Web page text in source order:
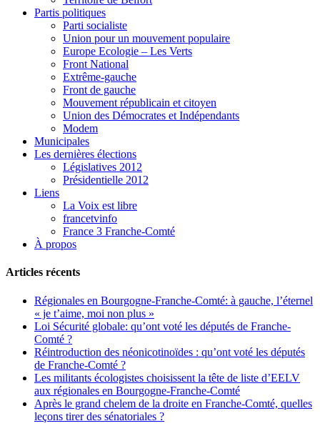
Partis politiques
Parti socialiste
Union pour un mouvement populaire
Europe Ecologie – Les Verts
Front National
Extrême-gauche
Front de gauche
Mouvement républicain et citoyen
Union des Démocrates et Indépendants
Modem
Municipales
Les dernières élections
Législatives 2012
Présidentielle 2012
Liens
La Voix est libre
francetvinfo
France 3 Franche-Comté
À propos
Articles récents
Régionales en Bourgogne-Franche-Comté: à gauche, l’éternel
« je t’aime, moi non plus »
Loi Sécurité globale: qu’ont voté les députés de Franche-
Comté ?
Réintroduction des néonicotinoïdes : qu’ont voté les députés
de Franche-Comté ?
Les militants écologistes choisissent la tête de liste d’EELV
aux régionales en Bourgogne-Franche-Comté
Après le grand chelem de la droite en Franche-Comté, quelles
leçons tirer des sénatoriales ?